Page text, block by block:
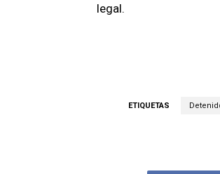
legal.
ETIQUETAS